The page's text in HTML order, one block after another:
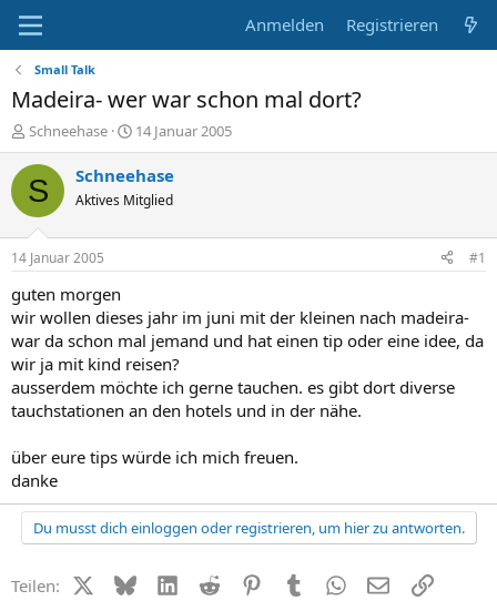
Anmelden Registrieren
Small Talk
Madeira- wer war schon mal dort?
E
r
s
t
e
r
Schneehase
E
r
s
t
e
t
14 Januar 2005
S Schneehase
Aktives Mitglied
14 Januar 2005 #1
guten morgen
wir wollen dieses jahr im juni mit der kleinen nach madeira-
war da schon mal jemand und hat einen tip oder eine idee, da
wir ja mit kind reisen?
ausserdem möchte ich gerne tauchen. es gibt dort diverse
tauchstationen an den hotels und in der nähe.
über eure tips würde ich mich freuen.
danke
Du musst dich einloggen oder registrieren, um hier zu antworten.
Teilen: X (Twitter)
BlueskyLinkedIn
Reddit PinterestTumblr WhatsApp
E-MailLink